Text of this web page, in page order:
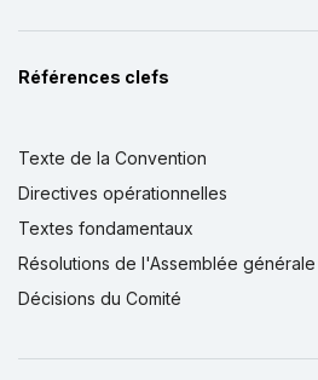
Références clefs
Texte de la Convention
Directives opérationnelles
Textes fondamentaux
Résolutions de l'Assemblée générale
Décisions du Comité